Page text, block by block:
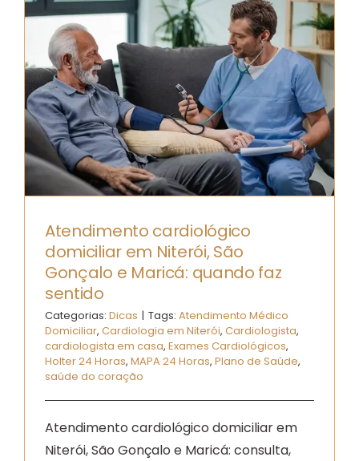
Atendimento cardiológico
domiciliar em Niterói, São
Gonçalo e Maricá: quando faz
sentido
Categorias: Dicas | Tags: Atendimento Médico
Domiciliar, Cardiologia em Niterói, Cardiologista,
cardiologista em casa, Exames Cardiológicos,
Holter 24 Horas, MAPA 24 Horas, Plano de Saúde,
saúde do coração
Atendimento cardiológico domiciliar em
Niterói, São Gonçalo e Maricá: consulta,